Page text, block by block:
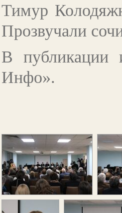
Тимур
Прозвучали
В публикации
Инфо».